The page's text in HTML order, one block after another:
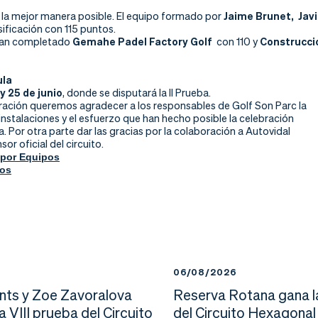
mejor manera posible. El equipo formado porJaime Brunet,
con 115 puntos.
completado Gemahe Padel Factory Golf con 110 y
25 de junio, donde se disputará la II Prueba.
queremos agradecer a los responsables de Golf Son Parc la
y el esfuerzo que han hecho posible la celebración
Por otra parte dar las gracias por la colaboración a Autovidal
oficial del circuito.
Equipos
y Zoe Zavoralova
VIII prueba del Circuito
06/08/2026
Reserva Rotana gana
del Circuito